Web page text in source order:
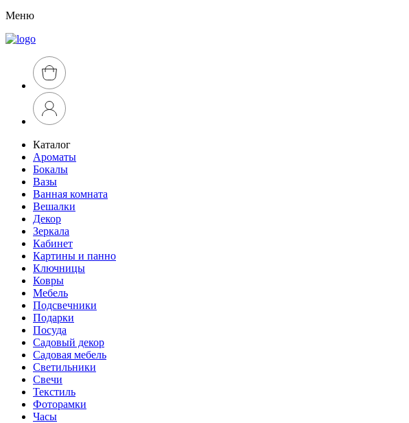
Меню
Каталог
Ароматы
Бокалы
Вазы
Ванная комната
Вешалки
Декор
Зеркала
Кабинет
Картины и панно
Ключницы
Ковры
Мебель
Подсвечники
Подарки
Посуда
Садовый декор
Садовая мебель
Светильники
Свечи
Текстиль
Фоторамки
Часы